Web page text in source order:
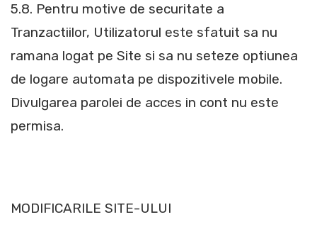
5.8. Pentru motive de securitate a
Tranzactiilor, Utilizatorul este sfatuit sa nu
ramana logat pe Site si sa nu seteze optiunea
de logare automata pe dispozitivele mobile.
Divulgarea parolei de acces in cont nu este
permisa.
MODIFICARILE SITE-ULUI